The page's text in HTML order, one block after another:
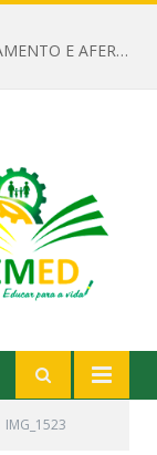
EDITAL Nº 001/2025 – SEMED (CREDENCIAMENTO E AFERIÇÃO DE CRITÉRIOS TÉCNICOS DE MÉRITO E DESEMPENHO PARA PROVIMENTO DO CARGO OU FUNÇÃO DE GESTOR ESCOLAR DAS UNIDADES DE ENSINO DA REDE MUNICIPAL DE SENADOR JO)
IMG_1523